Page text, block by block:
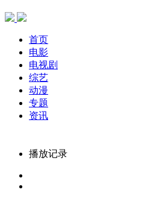
首页
电影
电视剧
综艺
动漫
专题
资讯
播放记录